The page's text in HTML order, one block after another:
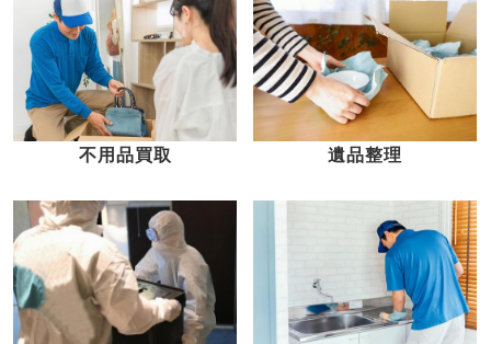
不用品買取 遺品整理